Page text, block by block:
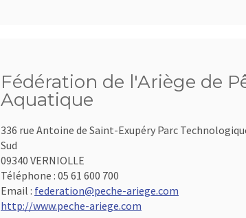
Fédération de l'Ariège de
Aquatique
336 rue Antoine de Saint-Exupéry Parc
Sud
09340 VERNIOLLE
Téléphone : 05 61 600 700
Email : federation@peche-ariege.com
http://www.peche-ariege.com